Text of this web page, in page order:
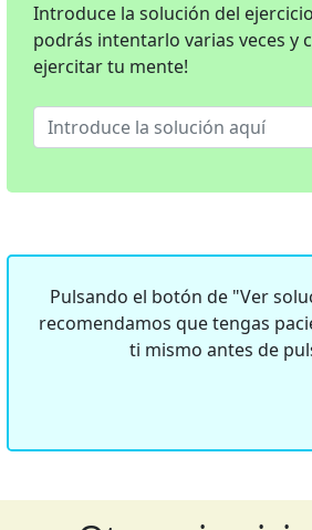
Introduce la solución del
podrás intentarlo varias veces y
ejercitar tu mente!
Pulsando el botón de "Ver
recomendamos que tengas
ti mismo antes de